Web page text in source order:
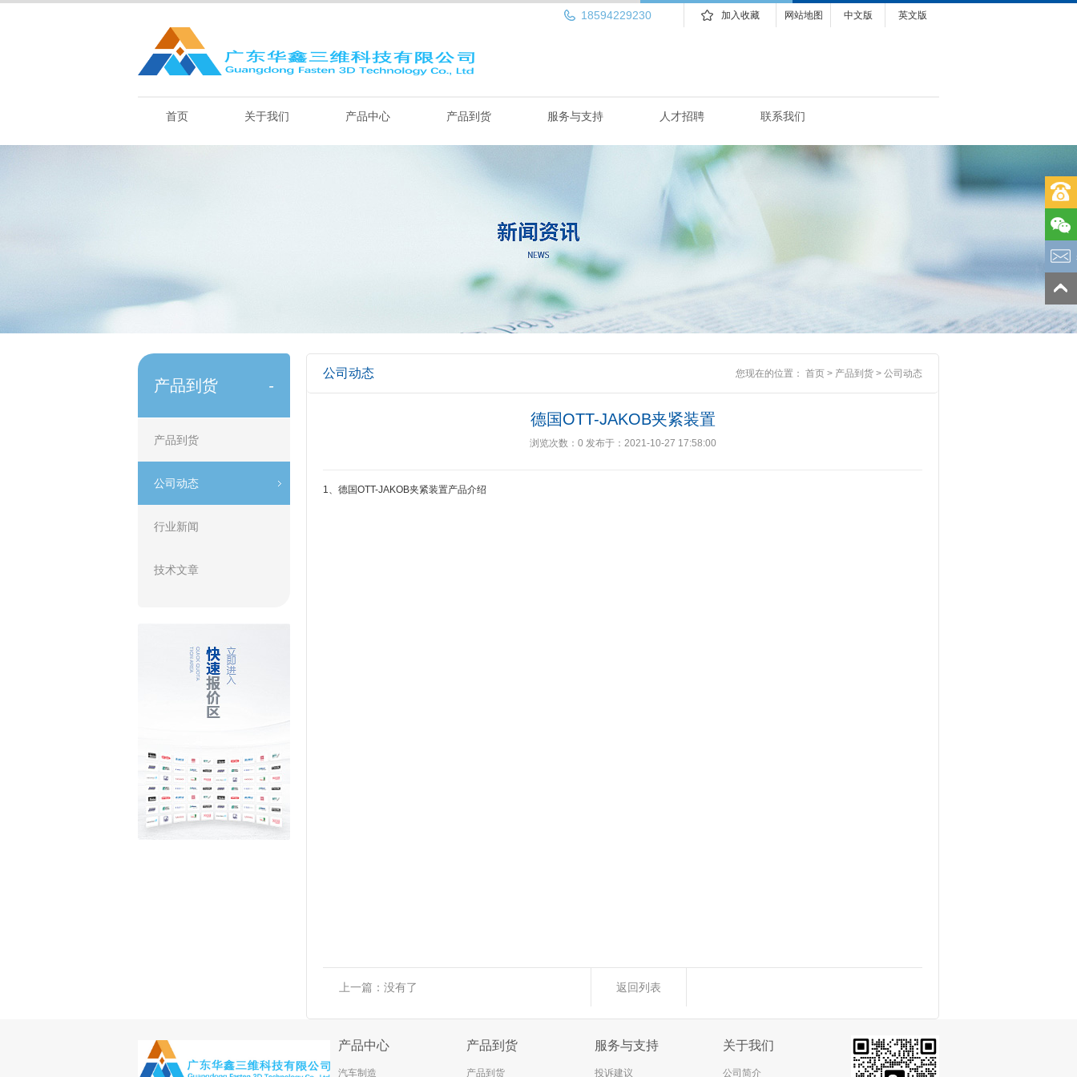
英文版
中文版
网站地图
加入收藏
18594229230
首页 关于我们 产品中心 产品到货 服务与支持 人才招聘 联系我们
产品到货 -
产品到货
公司动态
行业新闻
技术文章
公司动态 您现在的位置： 首页 > 产品到货 > 公司动态
德国OTT-JAKOB夹紧装置
浏览次数： 0 发布于：2021-10-27 17:58:00
1、德国OTT-JAKOB夹紧装置产品介绍
上一篇：没有了 返回列表
泵 叶轮 滤布等原装正品
产品中心
汽车制造
产品到货
产品到货
服务与支持
投诉建议
关于我们
公司简介